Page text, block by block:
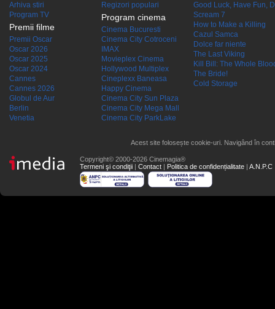
Arhiva stiri
Program TV
Premii filme
Premii Oscar
Oscar 2026
Oscar 2025
Oscar 2024
Cannes
Cannes 2026
Globul de Aur
Berlin
Venetia
Regizori populari
Program cinema
Cinema Bucuresti
Cinema City Cotroceni
IMAX
Movieplex Cinema
Hollywood Multiplex
Cineplexx Baneasa
Happy Cinema
Cinema City Sun Plaza
Cinema City Mega Mall
Cinema City ParkLake
Good Luck, Have Fun,
Scream 7
How to Make a Killing
Cazul Samca
Dolce far niente
The Last Viking
Kill Bill: The Whole
The Bride!
Cold Storage
Acest site folosește cookie-uri. Navigând în
Copyright© 2000-2026 Cinemagia®
Termeni şi condiţii | Contact | Politica de confidențialitate | A.N.P.C